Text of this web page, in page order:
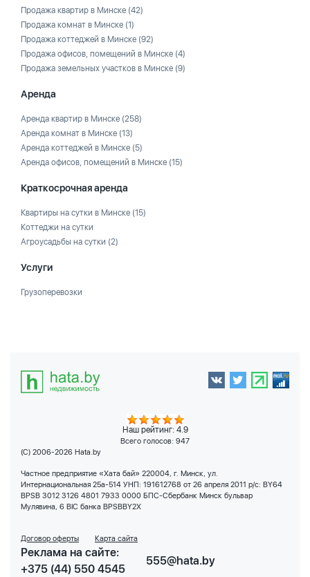
Продажа квартир в Минске (42)
Продажа комнат в Минске (1)
Продажа коттеджей в Минске (92)
Продажа офисов, помещений в Минске (4)
Продажа земельных участков в Минске (9)
Аренда
Аренда квартир в Минске (258)
Аренда комнат в Минске (13)
Аренда коттеджей в Минске (5)
Аренда офисов, помещений в Минске (15)
Краткосрочная аренда
Квартиры на сутки в Минске (15)
Коттеджи на сутки
Агроусадьбы на сутки (2)
Услуги
Грузоперевозки
Наш рейтинг: 4.9
Всего голосов: 947
(C) 2006-2026 Hata.by
Частное предприятие «Хата бай» 220004, г. Минск, ул.
Интернациональная 25а-514 УНП: 191612768 от 26 апреля 2011 р/с: BY64
BPSB 3012 3126 4801 7933 0000 БПС-Сбербанк Минск бульвар
Мулявина, 6 BIC банка BPSBBY2X
Договор оферты Карта сайта
Реклама на сайте:
+375 (44) 550 4545
555@hata.by